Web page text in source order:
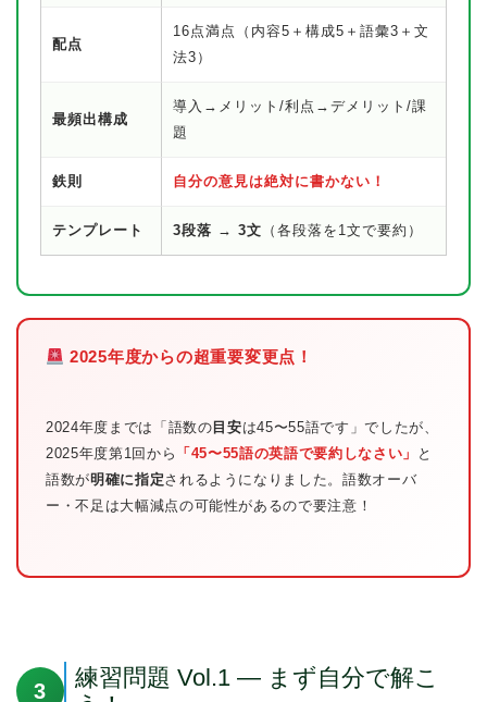
配点
16点満点（内容5＋構成5＋語彙3＋文
法3）
最頻出構成
導入→メリット/利点→デメリット/課
題
鉄則 自分の意見は絶対に書かない！
テンプレート 3段落 → 3文 （各段落を1文で要約）
2025年度からの超重要変更点！
2024年度までは「語数の 目安は45〜55語です」でしたが、
2025年度第1回から 「45〜55語の英語で要約しなさい」
と
語数が明確に指定されるようになりました。語数オーバ
ー・不足は大幅減点の可能性があるので要注意！
3
練習問題 Vol.1 — まず自分で解こ